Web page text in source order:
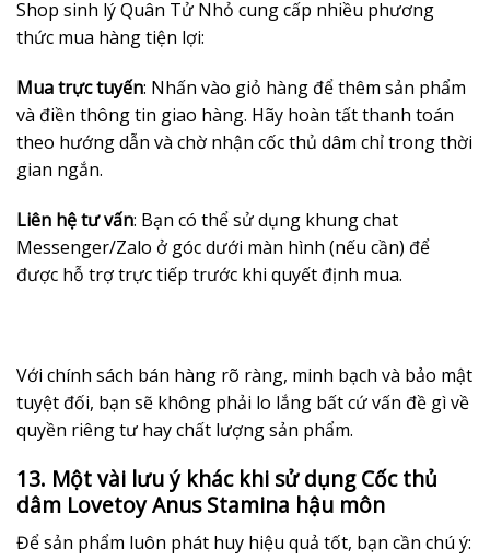
Shop sinh lý Quân Tử Nhỏ cung cấp nhiều phương
thức mua hàng tiện lợi:
Mua trực tuyến: Nhấn vào giỏ hàng để thêm sản phẩm
và điền thông tin giao hàng. Hãy hoàn tất thanh toán
theo hướng dẫn và chờ nhận cốc thủ dâm chỉ trong thời
gian ngắn.
Liên hệ tư vấn: Bạn có thể sử dụng khung chat
Messenger/Zalo ở góc dưới màn hình (nếu cần) để
được hỗ trợ trực tiếp trước khi quyết định mua.
Với chính sách bán hàng rõ ràng, minh bạch và bảo mật
tuyệt đối, bạn sẽ không phải lo lắng bất cứ vấn đề gì về
quyền riêng tư hay chất lượng sản phẩm.
13. Một vài lưu ý khác khi sử dụng Cốc thủ
dâm Lovetoy Anus Stamina hậu môn
Để sản phẩm luôn phát huy hiệu quả tốt, bạn cần chú ý: